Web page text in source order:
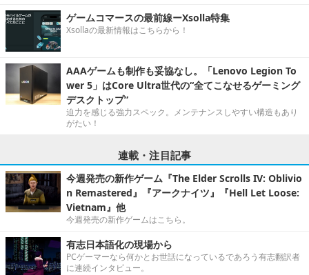
ゲームコマースの最前線ーXsolla特集
Xsollaの最新情報はこちらから！
AAAゲームも制作も妥協なし。「Lenovo Legion To
wer 5」はCore Ultra世代の“全てこなせるゲーミング
デスクトップ”
迫力を感じる強力スペック。メンテナンスしやすい構造もあり
がたい！
連載・注目記事
今週発売の新作ゲーム『The Elder Scrolls IV: Oblivio
n Remastered』『アークナイツ』『Hell Let Loose:
Vietnam』他
今週発売の新作ゲームはこちら。
有志日本語化の現場から
PCゲーマーなら何かとお世話になっているであろう有志翻訳者
に連続インタビュー。